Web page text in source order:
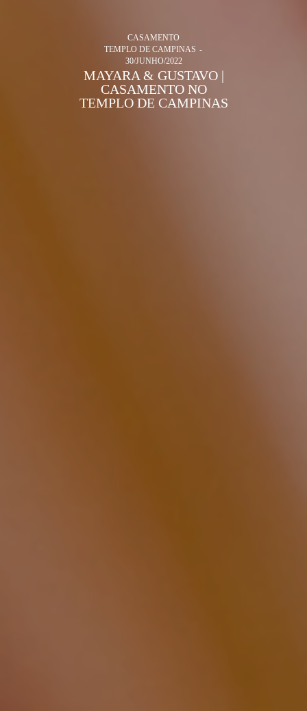
CASAMENTO
TEMPLO DE CAMPINAS
30/JUNHO/2022
MAYARA & GUSTAVO |
CASAMENTO NO
TEMPLO DE CAMPINAS